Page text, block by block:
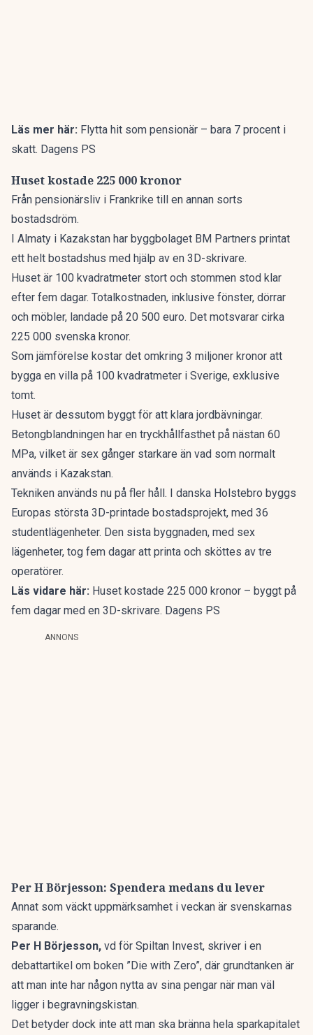
Läs mer här: Flytta hit som pensionär – bara 7 procent i
skatt. Dagens PS
Huset kostade 225 000 kronor
Från pensionärsliv i Frankrike till en annan sorts
bostadsdröm.
I Almaty i Kazakstan har byggbolaget BM Partners printat
ett helt bostadshus med hjälp av en 3D-skrivare.
Huset är 100 kvadratmeter stort och stommen stod klar
efter fem dagar. Totalkostnaden, inklusive fönster, dörrar
och möbler, landade på 20 500 euro. Det motsvarar cirka
225 000 svenska kronor.
Som jämförelse kostar det omkring 3 miljoner kronor att
bygga en villa på 100 kvadratmeter i Sverige, exklusive
tomt.
Huset är dessutom byggt för att klara jordbävningar.
Betongblandningen har en tryckhållfasthet på nästan 60
MPa, vilket är sex gånger starkare än vad som normalt
används i Kazakstan.
Tekniken används nu på fler håll. I danska Holstebro byggs
Europas största 3D-printade bostadsprojekt, med 36
studentlägenheter. Den sista byggnaden, med sex
lägenheter, tog fem dagar att printa och sköttes av tre
operatörer.
Läs vidare här: Huset kostade 225 000 kronor – byggt på
fem dagar med en 3D-skrivare. Dagens PS
ANNONS
Per H Börjesson: Spendera medans du lever
Annat som väckt uppmärksamhet i veckan är svenskarnas
sparande.
Per H Börjesson, vd för Spiltan Invest, skriver i en
debattartikel om boken ”Die with Zero”, där grundtanken är
att man inte har någon nytta av sina pengar när man väl
ligger i begravningskistan.
Det betyder dock inte att man ska bränna hela sparkapitalet